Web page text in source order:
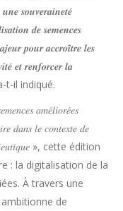
𝒔𝒐𝒖𝒗𝒆𝒓𝒂𝒊𝒏𝒆𝒕𝒆́
𝒅𝒆 𝒔𝒆𝒎𝒆𝒏𝒄𝒆𝒔
𝒑𝒐𝒖𝒓 𝒂𝒄𝒄𝒓𝒐𝒊̂𝒕𝒓𝒆 𝒍𝒆𝒔
𝒆𝒕 𝒓𝒆𝒏𝒇𝒐𝒓𝒄𝒆𝒓 𝒍𝒂
a-t-il indiqué.
𝑎𝑚𝑒́𝑙𝑖𝑜𝑟𝑒́𝑒𝑠
𝑑𝑎𝑛𝑠 𝑙𝑒 𝑐𝑜𝑛𝑡𝑒𝑥𝑡𝑒 𝑑𝑒
», cette édition
: la digitalisation de la
À travers une
de